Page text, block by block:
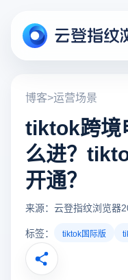
博客>运营场景
tiktok跨境
么进？
开通？
来源：云登指纹浏览器
标签：
tiktok国际版